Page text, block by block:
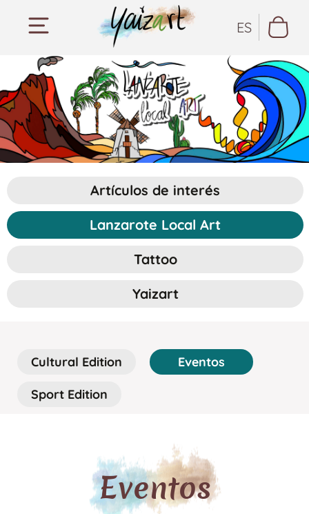
ES
Artículos de interés
Lanzarote Local Art
Tattoo
Yaizart
Cultural Edition Eventos
Sport Edition
Eventos